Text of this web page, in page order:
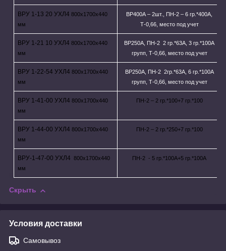
ВРУ 1-13 20 УХЛ4800х1700х440
мм
ВР400А – 2шт., ПН-2 – 6 гр.*400А,
Т-0,66, место под учет
ВРУ 1-21 10 УХЛ4800х1700х440
мм
ВР250А, ПН-2 2 гр.*63А, 3 гр.*100А
групп, Т-0,66, место под учет
ВРУ 1-22-54 УХЛ4800х1700х440
мм
ВР250А, ПН-2 2гр.*63А, 6 гр.*100А
групп, Т-0,66, место под учет
ВРУ 1-41-00 УХЛ4800х1700х440
мм
ПН-2 – 2 гр.*100+7 гр.*100
ВРУ 1-44-00 УХЛ4800х1700х440
мм
ПН-2 – 2 гр.*250+7 гр.*100
ВРУ-1-47-00 УХЛ4800х1700х440
мм
ПН-2 - 5 гр.*100А+5 гр.*100А
Скрыть
Условия доставки
Самовывоз